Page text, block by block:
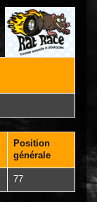
Position
générale
77